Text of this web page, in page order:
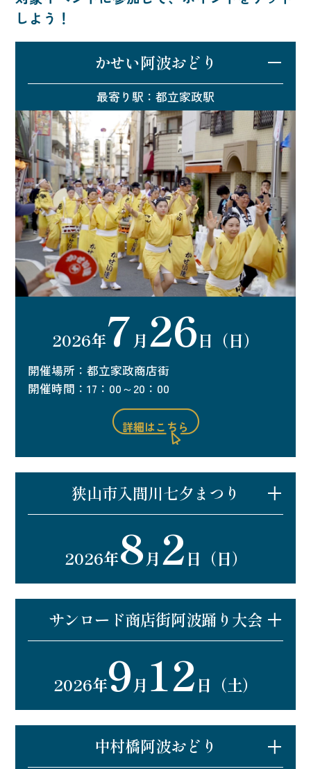
しよう！
かせい阿波おどり
最寄り駅：都立家政駅
2026年7 月26日（日）
開催場所：都立家政商店街
開催時間：17：00～20：00
詳細はこちら
狭山市入間川七夕まつり
2026年8月2 日（日）
開催場所：狭山市駅西口周辺～七夕通り商店街
開催時間：17：00～20：00
※七夕まつり：8月1日・2日の2日間開催
詳細はこちら
サンロード商店街阿波踊り大会
2026年9月 12 日（土）
開催場所：サンロード商店街
開催時間：16：00～21：00
詳細はこちら
中村橋阿波おどり